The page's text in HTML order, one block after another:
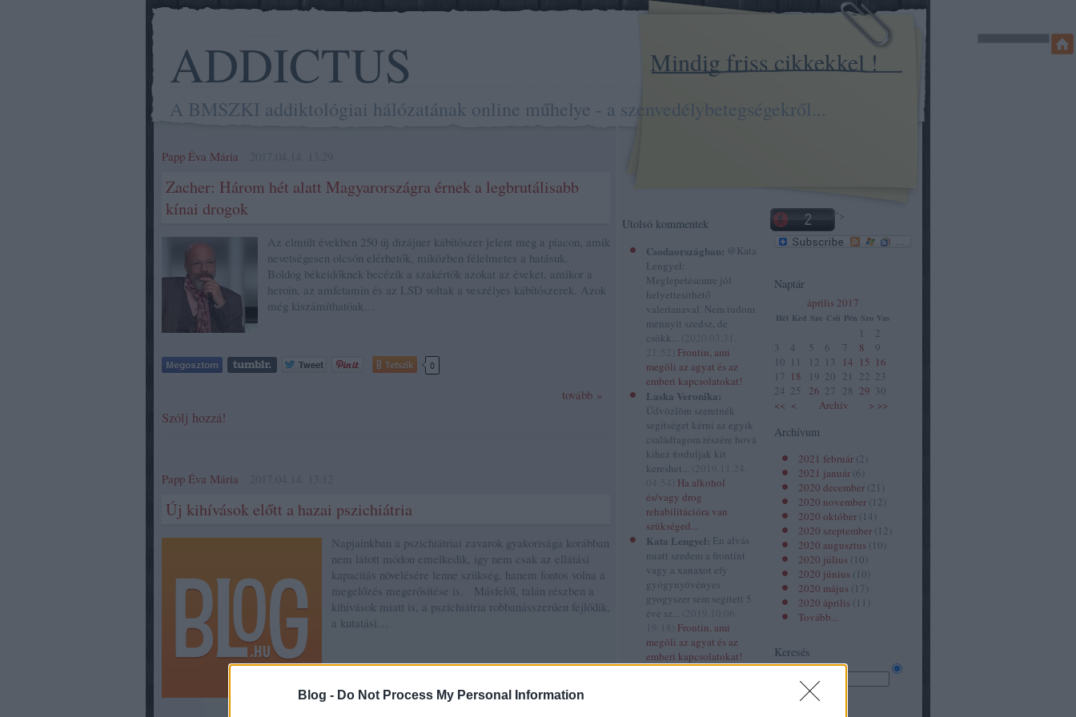
Blog - Do Not Process My Personal Information
ADDICTUS
A BMSZKI addiktológiai hálózatának online műhelye - a szenvedélybetegségekről...
Mindig friss cikkekkel !
">
Naptár
április 2017
Hét Ked Sze Csü Pén Szo Vas
<< < Archív > >>
1
2
3
4 5 6 7 8
9
10 11 12 13 14 15 16
17 18 19 20 21 22 23
24 25 26 27 28 29 30
Archívum
2021 február (2
2021 január (6
2020 december (21
2020 november ( 12
2020 október ( 14
2020 szeptember ( 12
2020 augusztus ( 10
2020 július ( 10
2020 június ( 10
2020 május ( 17
2020 április ( 11
Tovább...
Keresés
Néhány szó
Utolsó kommentek
Csodaországban: @Kata
Lengyel:
Meglepetésemre jól
helyettesithető
valerianaval. Nem tudom
mennyit szedsz, de
csökk...
Frontin, ami
megöli az agyat és az
emberi kapcsolatokat!
Laska Veronika:
Üdvözlöm szeretnék
segítséget kérni az egyik
családtagom részére hová
kihez forduljak kit
kereshet...
Ha alkohol
és/vagy drog
rehabilitációra van
szükséged...
Kata Lengyel: Én alvás
miatt szedem a frontint
vagy a xanaxot efy
gyógynyövényes
gyogyszer sem segitett 5
éve sz...
Frontin, ami
megöli az agyat és az
emberi kapcsolatokat!
gizhas:Tiszteletem!
Papp Éva Mária
Zacher: Három hét alatt Magyarországra érnek a legbrutálisabb
kínai drogok
Az elmúlt években 250 új dizájner kábítószer jelent meg a piacon, amik
nevetségesen olcsón elérhetők, miközben félelmetes a hatásuk.
Boldog békeidőknek becézik a szakértők azokat az éveket, amikor a
heroin, az amfetamin és az LSD voltak a veszélyes kábítószerek. Azok
még kiszámíthatóak…
Tetszik 0
tovább »
Szólj hozzá!
Papp Éva Mária
Új kihívások előtt a hazai pszichiátria
Napjainkban a pszichiátriai zavarok gyakorisága korábban
nem látott módon emelkedik, így nem csak az ellátási
kapacitás növelésére lenne szükség, hanem fontos volna a
megelőzés megerősítése is. Másfelől, talán részben a
kihívások miatt is, a pszichiátria robbanásszerűen fejlődik,
a kutatási…